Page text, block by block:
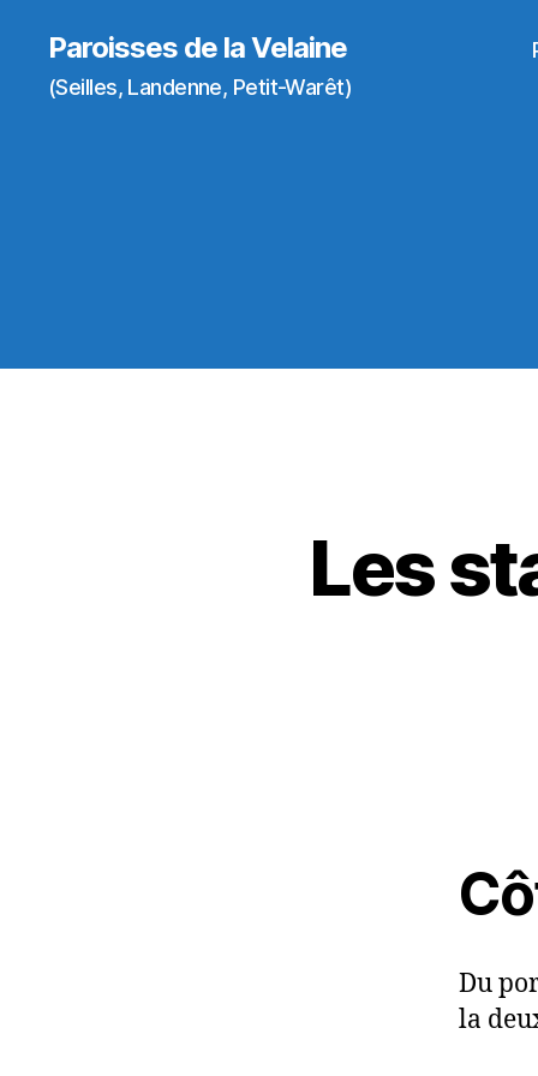
Paroisses de la Velaine
(Seilles, Landenne, Petit-Warêt)
Les
Du
la